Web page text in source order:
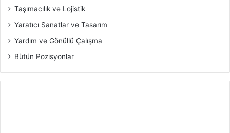
Taşımacılık ve Lojistik
Yaratıcı Sanatlar ve Tasarım
Yardım ve Gönüllü Çalışma
Bütün Pozisyonlar